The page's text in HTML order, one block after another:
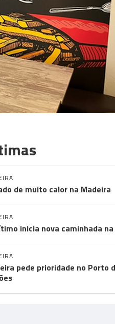
de muito calor na Madeira
inicia nova caminhada na
pede prioridade no Porto